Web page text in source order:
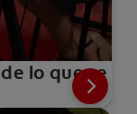
lo que se